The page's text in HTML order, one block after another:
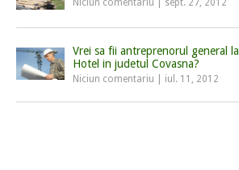
Niciun comentariu sept. 27, 2012
Vrei sa fii antreprenorul general la
Hotel in judetul Covasna?
Niciun comentariu iul. 11, 2012